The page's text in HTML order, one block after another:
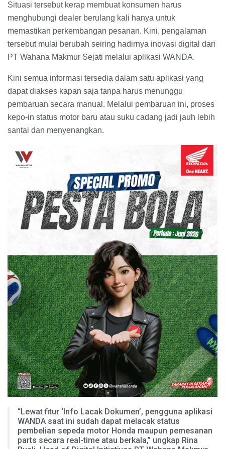
Situasi tersebut kerap membuat konsumen harus
menghubungi dealer berulang kali hanya untuk
memastikan perkembangan pesanan. Kini, pengalaman
tersebut mulai berubah seiring hadirnya inovasi digital dari
PT Wahana Makmur Sejati melalui aplikasi WANDA.
Kini semua informasi tersedia dalam satu aplikasi yang
dapat diakses kapan saja tanpa harus menunggu
pembaruan secara manual. Melalui pembaruan ini, proses
kepo-in status motor baru atau suku cadang jadi jauh lebih
santai dan menyenangkan.
“Lewat fitur ‘Info Lacak Dokumen’, pengguna aplikasi
WANDA saat ini sudah dapat melacak status
pembelian sepeda motor Honda maupun pemesanan
parts secara real-time atau berkala,” ungkap Rina